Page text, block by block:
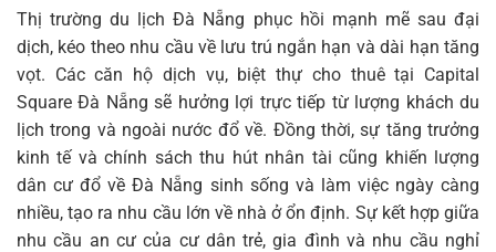
Thị trường du lịch Đà Nẵng phục hồi mạnh mẽ sau đại
dịch, kéo theo nhu cầu về lưu trú ngắn hạn và dài hạn tăng
vọt. Các căn hộ dịch vụ, biệt thự cho thuê tại Capital
Square Đà Nẵng sẽ hưởng lợi trực tiếp từ lượng khách du
lịch trong và ngoài nước đổ về. Đồng thời, sự tăng trưởng
kinh tế và chính sách thu hút nhân tài cũng khiến lượng
dân cư đổ về Đà Nẵng sinh sống và làm việc ngày càng
nhiều, tạo ra nhu cầu lớn về nhà ở ổn định. Sự kết hợp giữa
nhu cầu an cư của cư dân trẻ, gia đình và nhu cầu nghỉ